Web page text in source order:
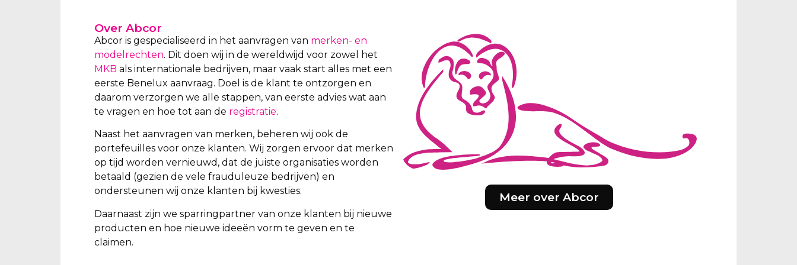
Over Abcor
Abcor is gespecialiseerd in het aanvragen van merken- en
modelrechten. Dit doen wij in de wereldwijd voor zowel het
MKB als internationale bedrijven, maar vaak start alles met een
eerste Benelux aanvraag. Doel is de klant te ontzorgen en
daarom verzorgen we alle stappen, van eerste advies wat aan
te vragen en hoe tot aan de registratie.
Naast het aanvragen van merken, beheren wij ook de
portefeuilles voor onze klanten. Wij zorgen ervoor dat merken
op tijd worden vernieuwd, dat de juiste organisaties worden
betaald (gezien de vele frauduleuze bedrijven) en
ondersteunen wij onze klanten bij kwesties.
Daarnaast zijn we sparringpartner van onze klanten bij nieuwe
producten en hoe nieuwe ideeën vorm te geven en te
claimen.
Meer over Abcor